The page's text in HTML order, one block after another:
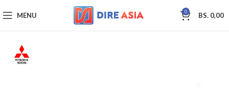
MENU 0 BS. 0,00